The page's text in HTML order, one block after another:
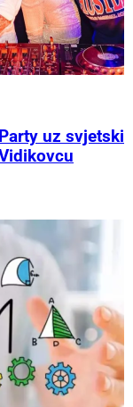
uz svjetski